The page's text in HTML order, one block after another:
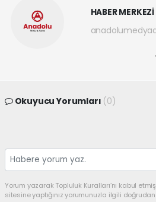
HABER MERKEZİ
Okuyucu Yorumları (0)
Yorum yazarak Topluluk Kuralları’nı kabul
sitesine yaptığınız yorumunuzla ilgili